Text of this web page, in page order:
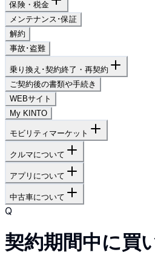
保険・税金
メンテナンス･保証
解約
事故･盗難
乗り換え･契約終了・再契約
ご契約後の書類や手続き
WEBサイト
My KINTO
モビリティマーケット
クルマについて
アプリについて
中古車について
Q
契約期間中に買